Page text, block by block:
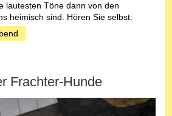
lautesten Töne dann von den
heimisch sind. Hören Sie selbst:
Frachter-Hunde